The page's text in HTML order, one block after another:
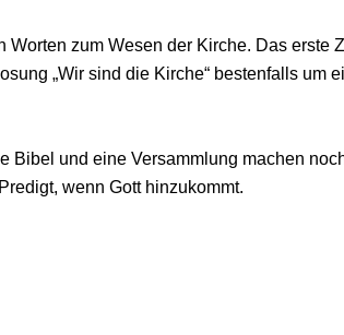
Worten zum Wesen der Kirche. Das erste
„Wir sind die Kirche“ bestenfalls um
Bibel und eine Versammlung machen
wenn Gott hinzukommt.